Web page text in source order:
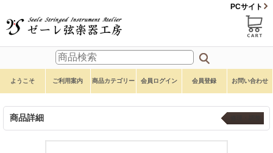
PCサイト
ようこそ ご利用案内 商品カテゴリー 会員ログイン 会員登録 お問い合わせ
商品詳細